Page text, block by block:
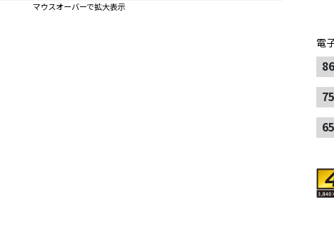
マウスオーバーで拡大表示
電
86
75
65